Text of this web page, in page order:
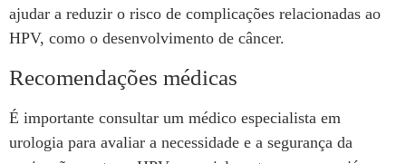
ajudar a reduzir o risco de complicações relacionadas ao
HPV, como o desenvolvimento de câncer.
Recomendações médicas
É importante consultar um médico especialista em
urologia para avaliar a necessidade e a segurança da